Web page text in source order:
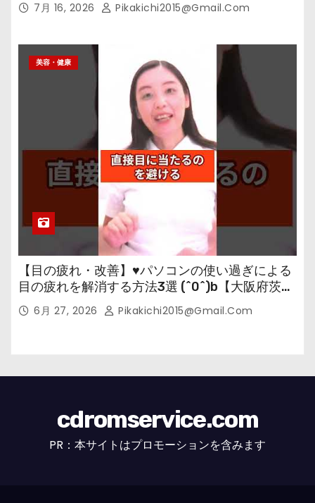
7月 16, 2026 Pikakichi2015@gmail.com
美容・健康
【目の疲れ・改善】♥パソコンの使い過ぎによる
目の疲れを解消する方法3選 (^0^)b【大阪府茨木
市の女性・美容鍼灸・整体師が教えます。】
6月 27, 2026 Pikakichi2015@gmail.com
cdromservice.com
PR：本サイトはプロモーションを含みます